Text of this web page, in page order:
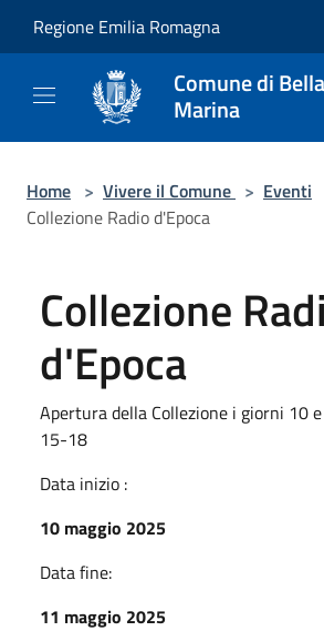
Regione Emilia Romagna
Comune di
Marina
Home > Vivere il Comune > Eventi
Collezione Radio d'Epoca
Collezione
d'Epoca
Apertura della Collezione i giorni 10
15-18
Data inizio :
10 maggio 2025
Data fine:
11 maggio 2025